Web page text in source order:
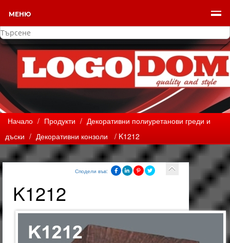
МЕНЮ
Начало / Продукти / Декоративни полиуретанови греди и
дъски / Декоративни конзоли / K1212
Сподели във:
K1212